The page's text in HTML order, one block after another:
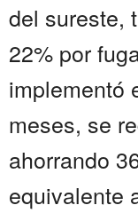
del sureste,
22% por
implementó
meses, se
ahorrando
equivalente